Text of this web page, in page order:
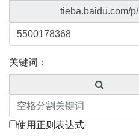
tieba.baidu.com/p/
关键词：
使用正则表达式